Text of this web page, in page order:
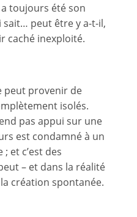
toujours été son
sait… peut être y a-t-il,
caché inexploité.
peut provenir de
isolés.
pas appui sur une
est condamné à un
et c’est des
– et dans la réalité
création spontanée.